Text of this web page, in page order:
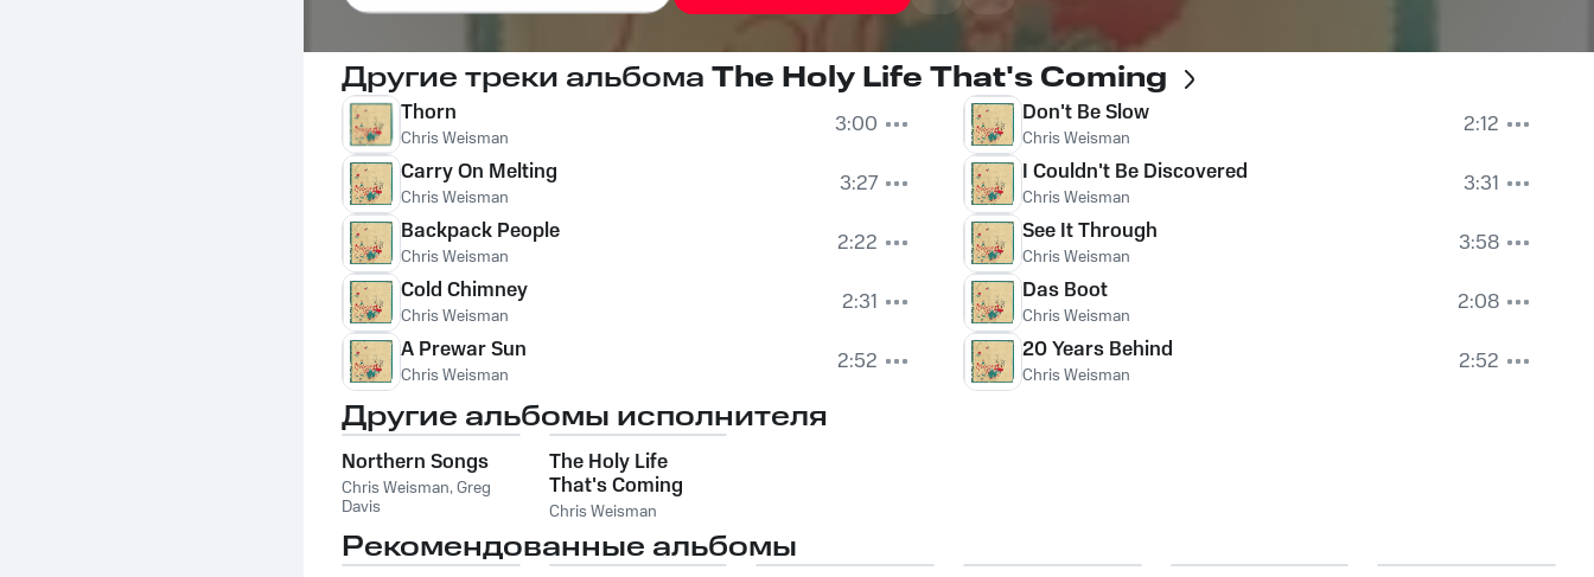
Другие треки альбома The Holy Life That's Coming
Thorn
Chris Weisman
3:00
Carry On Melting
Chris Weisman
3:27
Backpack People
Chris Weisman
2:22
Cold Chimney
Chris Weisman
2:31
A Prewar Sun
Chris Weisman 2:52
Don't Be Slow
Chris Weisman
2:12
I Couldn't Be Discovered
Chris Weisman
3:31
See It Through
Chris Weisman
3:58
Das Boot
Chris Weisman
2:08
20 Years Behind
Chris Weisman 2:52
Другие альбомы исполнителя
Northern Songs
Chris Weisman,Greg
Davis
The Holy Life
That's Coming
Chris Weisman
Рекомендованные альбомы